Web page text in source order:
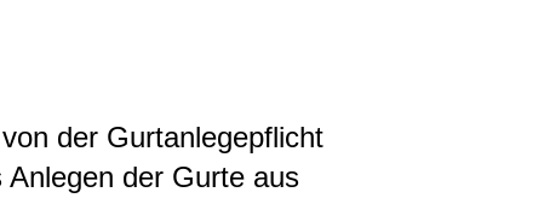
der Gurtanlegepflicht
der Gurte aus